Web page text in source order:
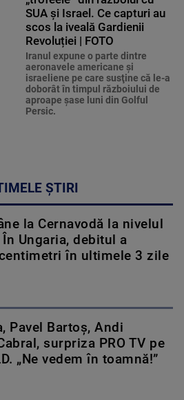
SUA și Israel. Ce capturi au
scos la iveală Gardienii
Revoluției | FOTO
Iranul expune o parte dintre
aeronavele americane şi
israeliene pe care susţine că le-a
doborât în timpul războiului de
aproape şase luni din Golful
Persic.
ȘTIRI
la Cernavodă la nivelul
Ungaria, debitul a
în ultimele 3 zile
Pavel Bartoș, Andi
surpriza PRO TV pe
„Ne vedem în toamnă!”